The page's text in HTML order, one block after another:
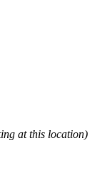
at this location)